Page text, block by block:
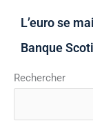
L’euro se
Banque
Rechercher